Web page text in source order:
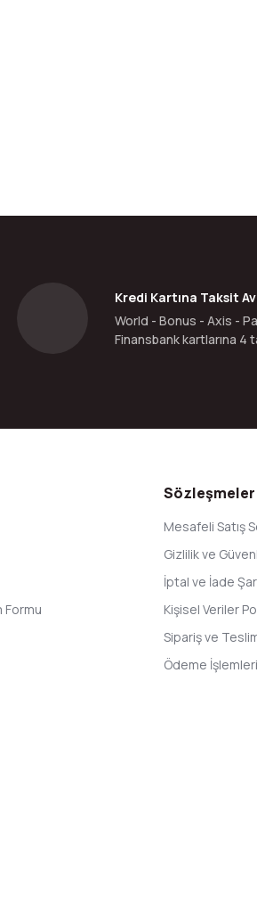
Kredi Kartına Taksit
World - Bonus - Axis -
Finansbank kartlarına 4
Formu
Sözleşmeler
Mesafeli Satış
Gizlilik ve
İptal ve İade
Kişisel Veriler
Sipariş ve
Ödeme İşlemleri